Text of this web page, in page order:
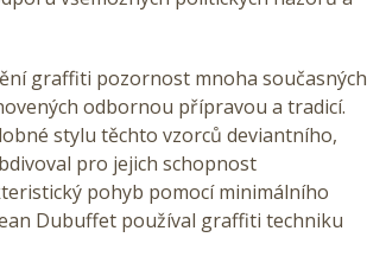
graffiti pozornost mnoha současných
odbornou přípravou a tradicí.
stylu těchto vzorců deviantního,
pro jejich schopnost
pohyb pomocí minimálního
Dubuffet používal graffiti techniku